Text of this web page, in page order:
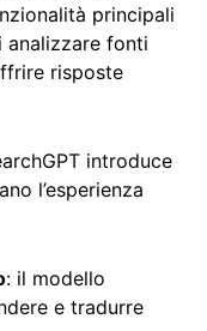
principali
analizzare fonti
risposte
introduce
l’esperienza
: il modello
e tradurre